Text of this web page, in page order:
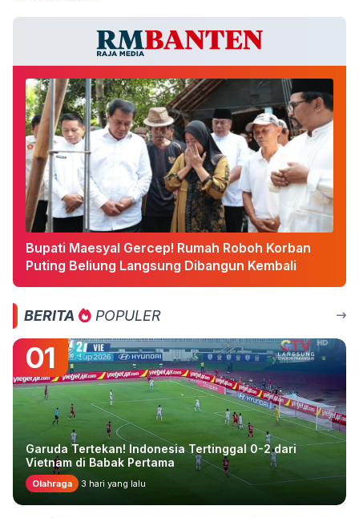
Bupati Maesyal Gercep! Rumah Roboh Korban
Puting Beliung Langsung Dibangun Kembali
BERITA POPULER
01
Garuda Tertekan! Indonesia Tertinggal 0-2 dari
Vietnam di Babak Pertama
Olahraga 3 hari yang lalu